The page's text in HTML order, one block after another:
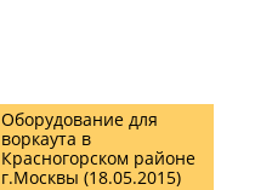
Оборудование для
воркаута в
Красногорском районе
г.Москвы (18.05.2015)